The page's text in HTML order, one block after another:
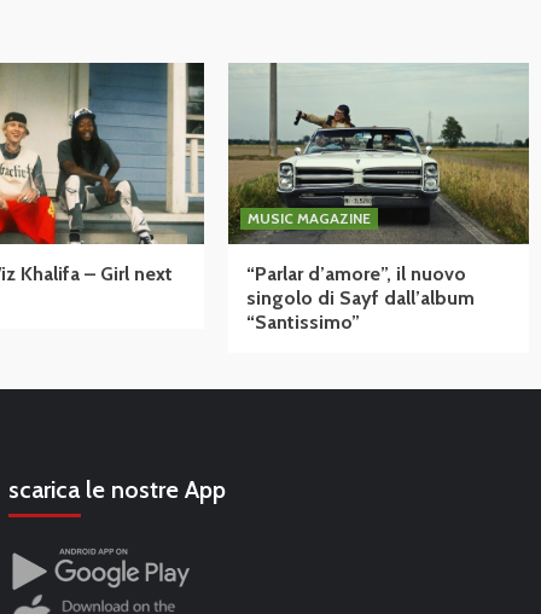
Khalifa – Girl next
MUSIC MAGAZINE
“Parlar d’amore”, il nuovo
singolo di Sayf dall’album
“Santissimo”
scarica le nostre App